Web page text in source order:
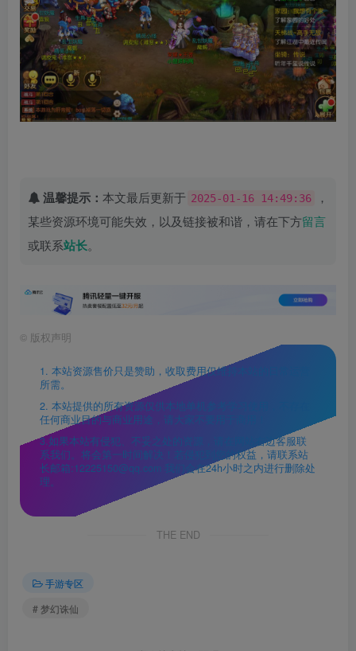
温馨提示： 本文最后更新于 2025-01-16 14:49:36
，
某些资源环境可能失效，以及链接被和谐，请在下方留言
或联系站长。
© 版权声明
1. 本站资源售价只是赞助，收取费用仅维持本站的日常运营
所需。
2. 本站提供的所有资源仅供本地单机参考学习使用，不存在
任何商业目的与商业用途，请大家不要用于商用！
3.如果本站有侵犯、不妥之处的资源，请在网站右边客服联
系我们。将会第一时间解决！若侵犯到您的权益，请联系站
长邮箱:12225150@qq.com 我们会在24h小时之内进行删除处
理。
THE END
手游专区
# 梦幻诛仙